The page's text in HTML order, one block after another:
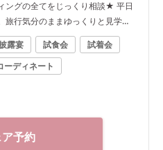
ングの全てをじっくり相談★ 平日
旅行気分のままゆっくりと見学
露宴 試食会
試着会
ーディネート
予約